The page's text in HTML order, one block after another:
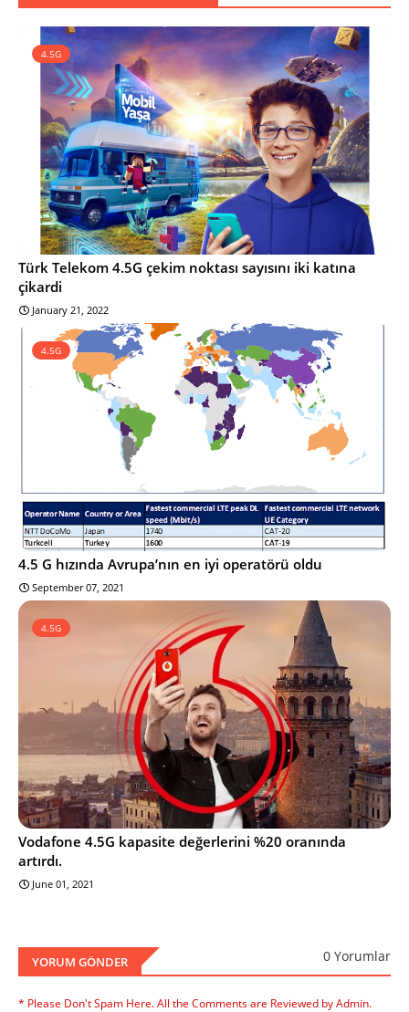
4.5G
Türk Telekom 4.5G çekim noktası sayısını iki katına
çikardi
January 21, 2022
4.5G
4.5 G hızında Avrupa’nın en iyi operatörü oldu
September 07, 2021
4.5G
Vodafone 4.5G kapasite değerlerini %20 oranında
artırdı.
June 01, 2021
YORUM GÖNDER 0 Yorumlar
* Please Don't Spam Here. All the Comments are Reviewed by Admin.